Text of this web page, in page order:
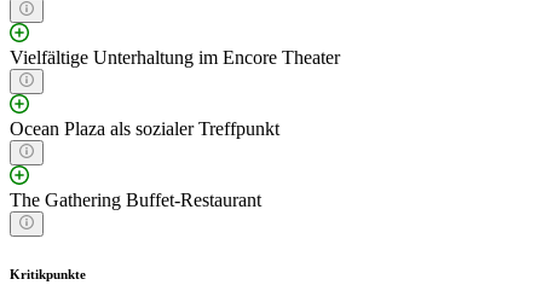
Vielfältige Unterhaltung im Encore Theater
Ocean Plaza als sozialer Treffpunkt
The Gathering Buffet-Restaurant
Kritikpunkte